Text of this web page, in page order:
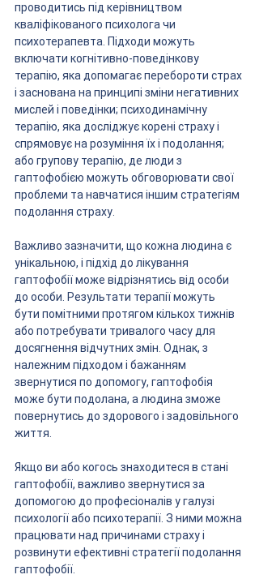
проводитись під керівництвом
кваліфікованого психолога чи
психотерапевта. Підходи можуть
включати когнітивно-поведінкову
терапію, яка допомагає перебороти страх
і заснована на принципі зміни негативних
мислей і поведінки; психодинамічну
терапію, яка досліджує корені страху і
спрямовує на розуміння їх і подолання;
або групову терапію, де люди з
гаптофобією можуть обговорювати свої
проблеми та навчатися іншим стратегіям
подолання страху.
Важливо зазначити, що кожна людина є
унікальною, і підхід до лікування
гаптофобії може відрізнятись від особи
до особи. Результати терапії можуть
бути помітними протягом кількох тижнів
або потребувати тривалого часу для
досягнення відчутних змін. Однак, з
належним підходом і бажанням
звернутися по допомогу, гаптофобія
може бути подолана, а людина зможе
повернутись до здорового і задовільного
життя.
Якщо ви або когось знаходитеся в стані
гаптофобії, важливо звернутися за
допомогою до професіоналів у галузі
психології або психотерапії. З ними можна
працювати над причинами страху і
розвинути ефективні стратегії подолання
гаптофобії.